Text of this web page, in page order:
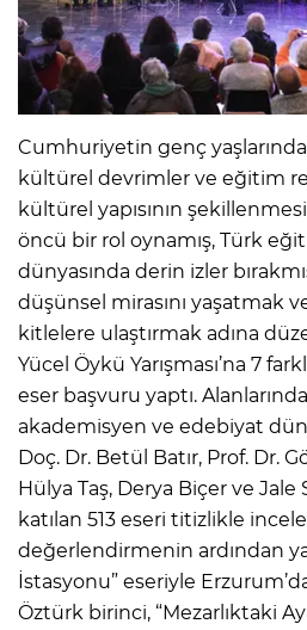
Cumhuriyetin genç
kültürel devrimler ve eğitim
kültürel yapısının
öncü bir rol oynamış, Türk
dünyasında derin izler
düşünsel mirasını yaşatmak
kitlelere ulaştırmak adına
Yücel Öykü Yarışması’na 7
eser başvuru yaptı.
akademisyen ve edebiyat
Doç. Dr. Betül Batır, Prof. Dr.
Hülya Taş, Derya Biçer ve Jale
katılan 513 eseri titizlikle
değerlendirmenin ardından
İstasyonu” eseriyle
Öztürk birinci, “Mezarlıktaki